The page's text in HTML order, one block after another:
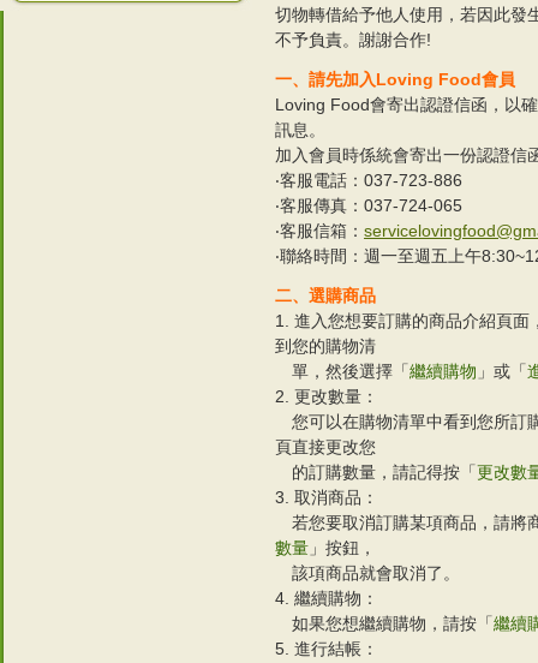
切物轉借給予他人使用，若因此發
不予負責。謝謝合作!
一、請先加入Loving Food會員
Loving Food會寄出認證信函，以
訊息。
加入會員時係統會寄出一份認證信
‧客服電話：037-723-886
‧客服傳真：037-724-065
‧客服信箱：
‧聯絡時間：週一至週五上午
二、選購商品
1. 進入您想要訂購的商品介紹頁
到您的購物清
單，然後選擇「繼續購物 」或「
2. 更改數量：
您可以在購物清單中看到您所訂
頁直接更改您
的訂購數量，請記得按「更改數
3. 取消商品：
若您要取消訂購某項商品，請將
數量 」按鈕，
該項商品就會取消了。
4. 繼續購物：
如果您想繼續購物，請按「繼續
5. 進行結帳：